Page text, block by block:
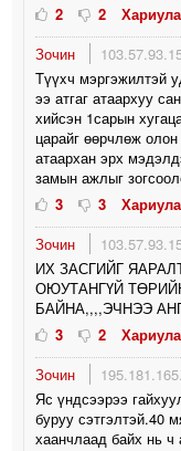
2
2
Зочин
Tүүxч мэргэжилтэй
ээ атгаг атаархуу
хийсэн 1сарын
царайг өөрчлөж
атаархан эрх
замын ажлыг
3
3
Зочин
ИХ ЗАСГИЙГ
ОЮУТАНГҮЙ
БАЙНА,,,,ЭЧНЭЭ
3
2
Зочин
Яс үндсээрээ
буруу сэтгэлтэй.40
хаанчлаад байх нь